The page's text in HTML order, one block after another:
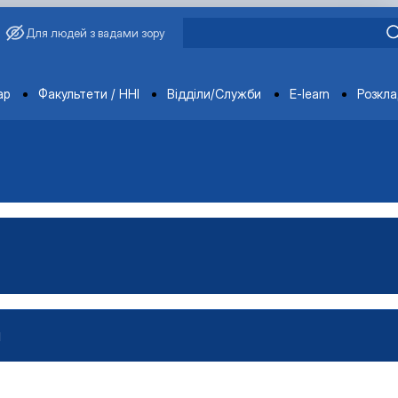
Для людей з вадами зору
Факультети / ННІ Відділи/Служби E-learn